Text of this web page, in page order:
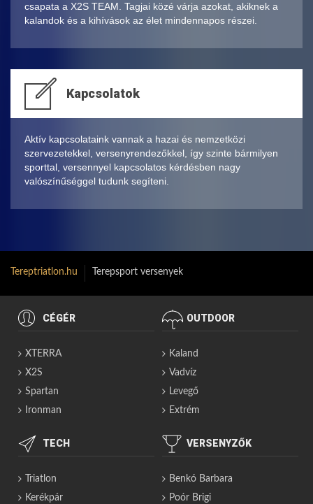
csapata a X2S TEAM. Tagjai közé várja azokat, akiknek a
kalandok és a kihívások az élet mindennapos részei.
Kapcsolatok
Aktív kapcsolataink vannak a hazai és nemzetközi
szervezetekkel, versenyrendezőkkel, így szinte bármilyen
sporttal, versennyel kapcsolatos kérdésben nagy
valószínűséggel tudunk segíteni.
Tereptriatlon.hu Terepsport versenyek
CÉGÉR
XTERRA
X2S
Spartan
Ironman
OUTDOOR
Kaland
Vadvíz
Levegő
Extrém
TECH
Triatlon
Kerékpár
VERSENYZŐK
Benkó Barbara
Poór Brigi